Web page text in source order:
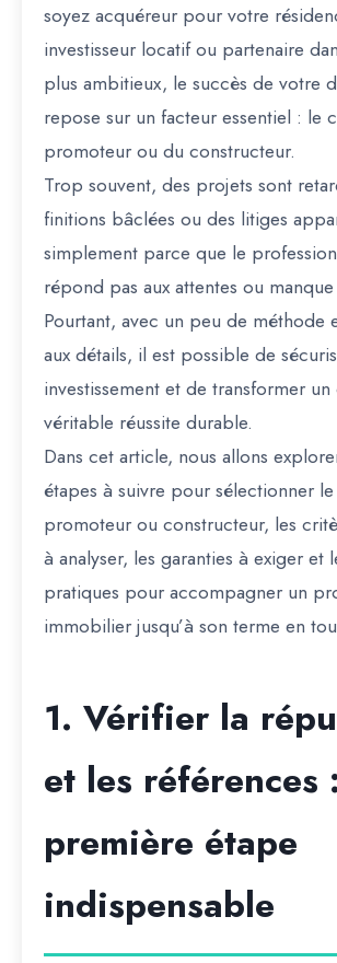
soyez acquéreur pour votre
investisseur locatif ou partenaire
plus ambitieux, le succès de votre
repose sur un facteur essentiel : le
promoteur ou du constructeur.
Trop souvent, des projets sont
finitions bâclées ou des litiges
simplement parce que le
répond pas aux attentes ou
Pourtant, avec un peu de méthode
aux détails, il est possible de
investissement et de transformer
véritable réussite durable.
Dans cet article, nous allons
étapes à suivre pour sélectionner
promoteur ou constructeur, les
à analyser, les garanties à exiger et
pratiques pour accompagner un
immobilier jusqu’à son terme en
1. Vérifier la
et les références
première étape
indispensable